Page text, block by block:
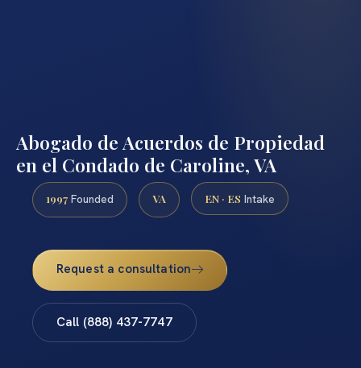
Abogado de Acuerdos de Propiedad
en el Condado de Caroline, VA
1997 Founded VA EN · ES Intake
Request a consultation
Call (888) 437-7747